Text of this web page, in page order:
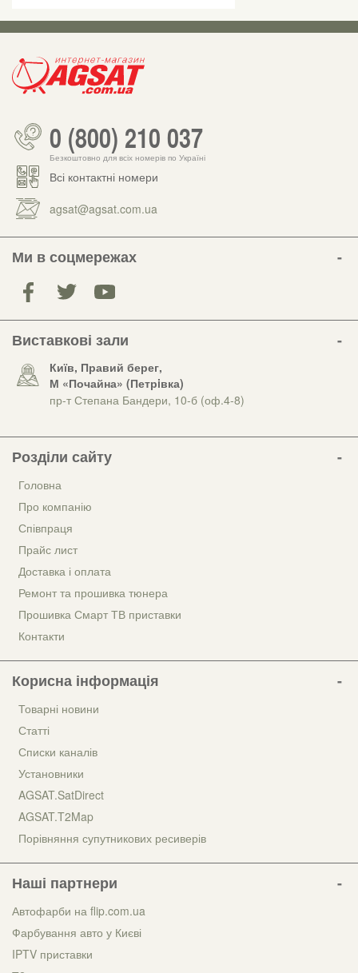
0 (800) 210 037
Безкоштовно для всіх номерів по Україні
Всі контактні номери
agsat@agsat.com.ua
Ми в соцмережах
Виставкові зали
Київ, Правий берег,
М «Почайна» (Петрiвка)
пр-т Степана Бандери, 10-б (оф.4-8)
Розділи сайту
Головна
Про компанію
Співпраця
Прайс лист
Доставка і оплата
Ремонт та прошивка тюнера
Прошивка Смарт ТВ приставки
Контакти
Корисна інформація
Товарні новини
Статті
Списки каналів
Установники
AGSAT.SatDirect
AGSAT.T2Map
Порівняння супутникових ресиверів
Наші партнери
Автофарби на flip.com.ua
Фарбування авто у Києві
IPTV приставки